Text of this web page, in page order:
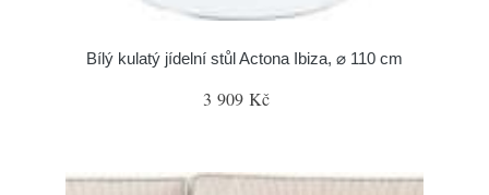
Bílý kulatý jídelní stůl Actona Ibiza, ⌀ 110 cm
3 909 Kč